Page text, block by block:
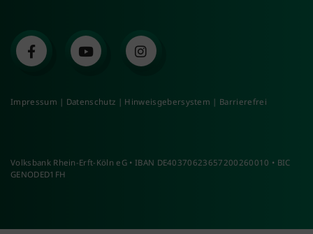
Impressum | Datenschutz | Hinweisgebersystem | Barrierefrei
Volksbank Rhein-Erft-Köln eG • IBAN DE40370623657200260010 • BIC
GENODED1FH